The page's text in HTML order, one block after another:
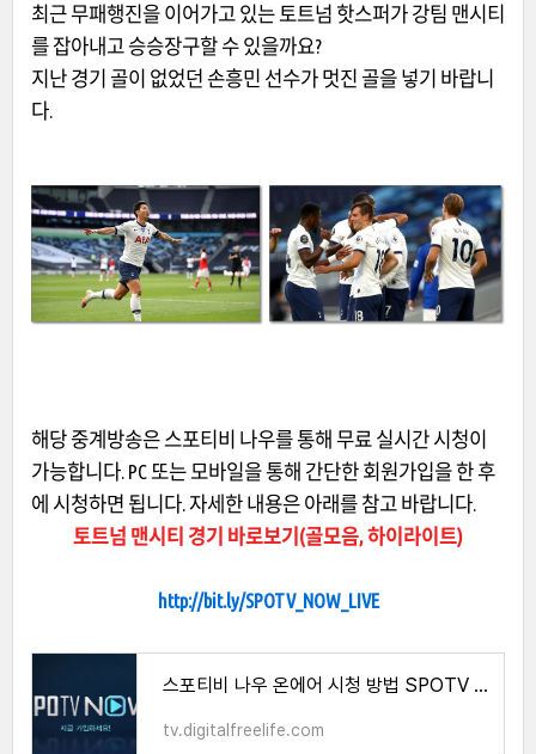
최근 무패행진을 이어가고 있는 토트넘 핫스퍼가 강팀 맨시티
를 잡아내고 승승장구할 수 있을까요?
지난 경기 골이 없었던 손흥민 선수가 멋진 골을 넣기 바랍니
다.
해당 중계방송은 스포티비 나우를 통해 무료 실시간 시청이
가능합니다. PC 또는 모바일을 통해 간단한 회원가입을 한 후
에 시청하면 됩니다. 자세한 내용은 아래를 참고 바랍니다.
토트넘 맨시티 경기 바로보기(골모음, 하이라이트)
http://bit.ly/SPOTV_NOW_LIVE
스포티비 나우 온에어 시청 방법 SPOTV NOW 무료 보기 채널번호 안내
tv.digitalfreelife.com